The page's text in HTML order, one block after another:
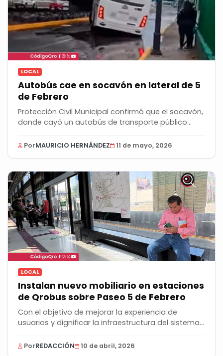
LOCAL
Autobús cae en socavón en lateral de 5
de Febrero
Protección Civil Municipal confirmó que el socavón,
donde cayó un autobús de transporte público...
PorMAURICIO HERNÁNDEZ 11 de mayo, 2026
LOCAL
Instalan nuevo mobiliario en estaciones
de Qrobus sobre Paseo 5 de Febrero
Con el objetivo de mejorar la experiencia de
usuarios y dignificar la infraestructura del sistema...
PorREDACCIÓN 10 de abril, 2026